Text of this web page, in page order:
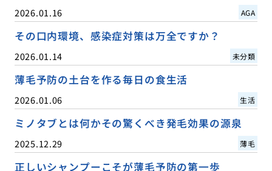
2026.01.16 AGA
その口内環境、感染症対策は万全ですか？
2026.01.14 未分類
薄毛予防の土台を作る毎日の食生活
2026.01.06 生活
ミノタブとは何かその驚くべき発毛効果の源泉
2025.12.29 薄毛
正しいシャンプーこそが薄毛予防の第一歩